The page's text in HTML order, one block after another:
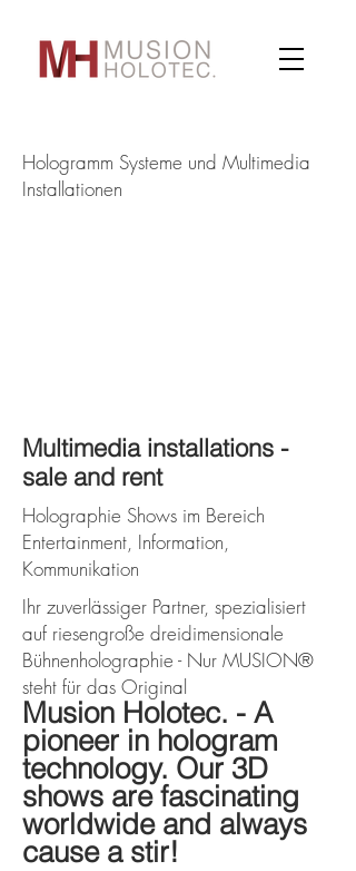
Hologramm Systeme und Multimedia
Installationen
Multimedia installations -
sale and rent
Holographie Shows im Bereich
Entertainment, Information,
Kommunikation
Ihr zuverlässiger Partner, spezialisiert
auf riesengroße dreidimensionale
Bühnenholographie - Nur MUSION®
steht für das Original
Musion Holotec. - A
pioneer in hologram
technology. Our 3D
shows are fascinating
worldwide and always
cause a stir!